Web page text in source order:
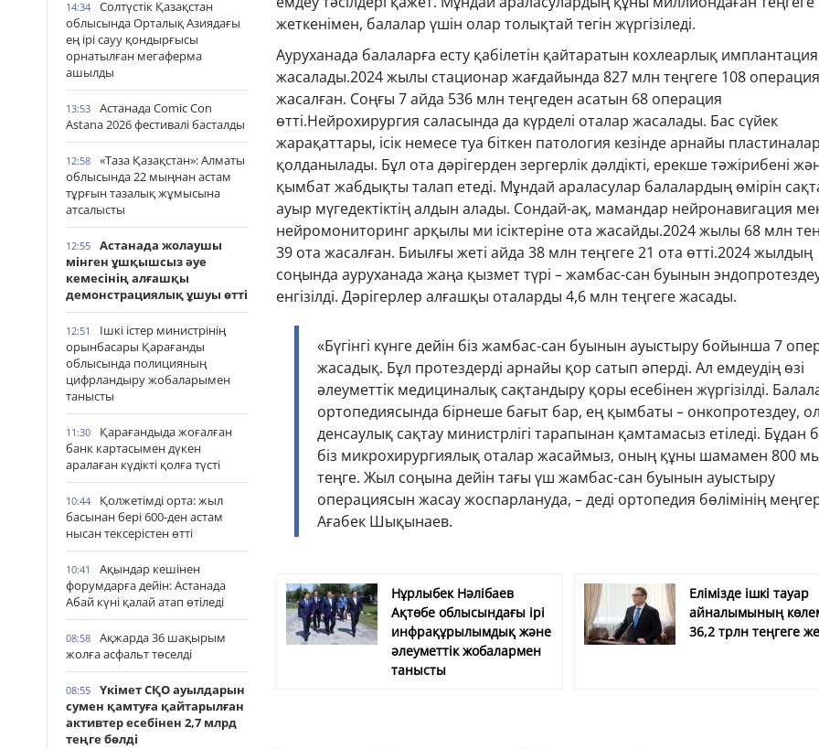
14:34
Солтүстік Қазақстан
облысында Орталық Азиядағы
ең ірі сауу қондырғысы
орнатылған мегаферма
ашылды
13:53
Астанада Comic Con
Astana 2026 фестивалі басталды
12:58
«Таза Қазақстан»: Алматы
облысында 22 мыңнан астам
тұрғын тазалық жұмысына
атсалысты
12:55
Астанада жолаушы
мінген ұшқышсыз әуе
кемесінің алғашқы
демонстрациялық ұшуы өтті
12:51
Ішкі істер министрінің
орынбасары Қарағанды
облысында полицияның
цифрландыру жобаларымен
танысты
11:30
Қарағандыда жоғалған
банк картасымен дүкен
аралаған күдікті қолға түсті
10:44
Қолжетімді орта: жыл
басынан бері 600-ден астам
нысан тексерістен өтті
10:41
Ақындар кешінен
форумдарға дейін: Астанада
Абай күні қалай атап өтіледі
08:58
Ақжарда 36 шақырым
жолға асфальт төселді
08:55
Үкімет СҚО ауылдарын
сумен қамтуға қайтарылған
активтер есебінен 2,7 млрд
теңге бөлді
жеткенімен, балалар үшін олар толықтай тегін жүргізіледі.
Ауруханада балаларға есту қабілетін қайтаратын кохлеарлық имплантация
жасалады.2024 жылы стационар жағдайында 827 млн теңгеге 108 операция
жасалған. Соңғы 7 айда 536 млн теңгеден асатын 68 операция
өтті.Нейрохирургия саласында да күрделі оталар жасалады. Бас сүйек
жарақаттары, ісік немесе туа біткен патология кезінде арнайы
қолданылады. Бұл ота дәрігерден зергерлік дәлдікті, ерекше тәжірибені
қымбат жабдықты талап етеді. Мұндай араласулар балалардың өмірін
ауыр мүгедектіктің алдын алады. Сондай-ақ, мамандар нейронавигация
нейромониторинг арқылы ми ісіктеріне ота жасайды.2024 жылы 68 млн
39 ота жасалған. Биылғы жеті айда 38 млн теңгеге 21 ота өтті.2024 жылдың
соңында ауруханада жаңа қызмет түрі – жамбас-сан буынын
енгізілді. Дәрігерлер алғашқы оталарды 4,6 млн теңгеге жасады.
«Бүгінгі күнге дейін біз жамбас-сан буынын ауыстыру бойынша 7
жасадық. Бұл протездерді арнайы қор сатып әперді. Ал емдеудің өзі
әлеуметтік медициналық сақтандыру қоры есебінен жүргізілді.
ортопедиясында бірнеше бағыт бар, ең қымбаты – онкопротездеу,
денсаулық сақтау министрлігі тарапынан қамтамасыз етіледі. Бұдан
біз микрохирургиялық оталар жасаймыз, оның құны шамамен 800
теңге. Жыл соңына дейін тағы үш жамбас-сан буынын ауыстыру
операциясын жасау жоспарлануда, – деді ортопедия бөлімінің
Ағабек Шықынаев.
Нұрлыбек Нәлібаев
Ақтөбе облысындағы ірі
инфрақұрылымдық және
әлеуметтік жобалармен
танысты
Елімізде ішкі тауар
айналымының
36,2 трлн теңгеге